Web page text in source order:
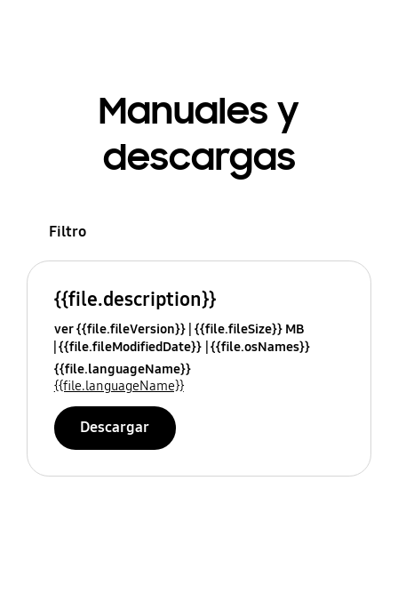
Manuales y
descargas
Filtro
{{file.description}}
ver {{file.fileVersion}} {{file.fileSize}} MB
{{file.fileModifiedDate}} {{file.osNames}}
{{file.languageName}}
{{file.languageName}}
Descargar